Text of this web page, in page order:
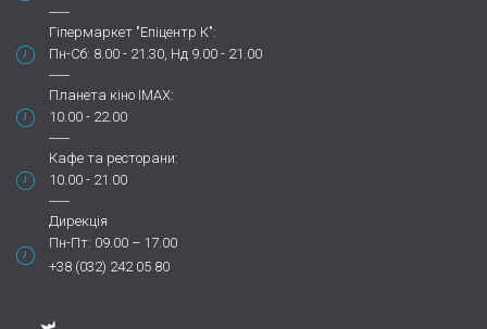
Гіпермаркет "Епіцентр К":
Пн-Сб: 8.00 - 21.30, Нд 9.00 - 21.00
Планета кіно IMAX:
10.00 - 22.00
Кафе та ресторани:
10.00 - 21.00
Дирекція
Пн-Пт: 09.00 – 17.00
+38 (032) 242 05 80